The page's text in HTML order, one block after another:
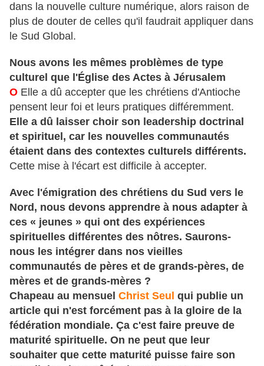
dans la nouvelle culture numérique, alors raison de
plus de douter de celles qu'il faudrait appliquer dans
le Sud Global.
Nous avons les mêmes problèmes de type
culturel que l'Église des Actes à Jérusalem
O Elle a dû accepter que les chrétiens d'Antioche
pensent leur foi et leurs pratiques différemment.
Elle a dû laisser choir son leadership doctrinal
et spirituel, car les nouvelles communautés
étaient dans des contextes culturels différents.
Cette mise à l'écart est difficile à accepter.
Avec l'émigration des chrétiens du Sud vers le
Nord, nous devons apprendre à nous adapter à
ces « jeunes » qui ont des expériences
spirituelles différentes des nôtres. Saurons-
nous les intégrer dans nos vieilles
communautés de pères et de grands-pères, de
mères et de grands-mères ?
Chapeau au mensuel Christ Seul qui publie un
article qui n'est forcément pas à la gloire de la
fédération mondiale. Ça c'est faire preuve de
maturité spirituelle. On ne peut que leur
souhaiter que cette maturité puisse faire son